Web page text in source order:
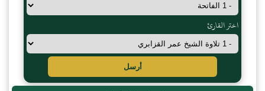
اختر القارئ
أرسل